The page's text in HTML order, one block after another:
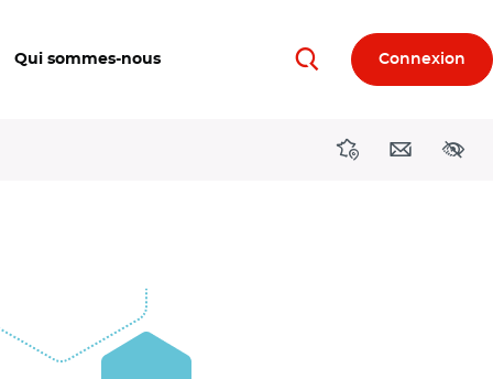
Qui sommes-nous RechercherConnexion
DirectionsContact